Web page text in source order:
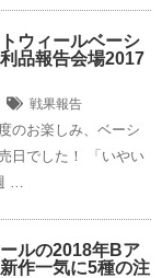
ウィールベーシ
品報告会場2017
戦果報告
のお楽しみ、ベーシ
日でした！ 「いやい
…
ルの2018年Bア
作一気に5種の注